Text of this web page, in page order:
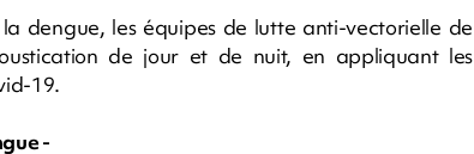
dengue, les équipes de lutte anti-vectorielle de
de jour et de nuit, en appliquant les
19.
-